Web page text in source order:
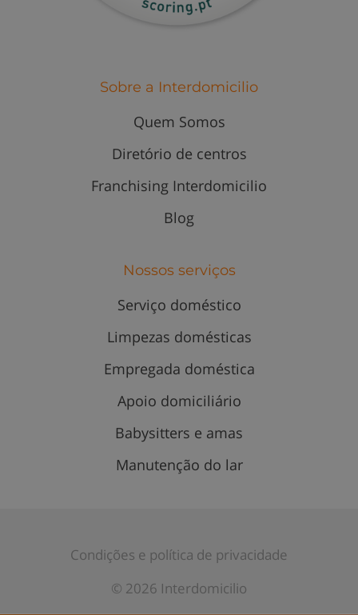
Sobre a Interdomicilio
Quem Somos
Diretório de centros
Franchising Interdomicilio
Blog
Nossos serviços
Serviço doméstico
Limpezas domésticas
Empregada doméstica
Apoio domiciliário
Babysitters e amas
Manutenção do lar
Condições e política de privacidade
© 2026 Interdomicilio